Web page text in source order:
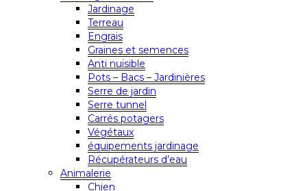
Jardinage
Terreau
Engrais
Graines et semences
Anti nuisible
Pots – Bacs – Jardinières
Serre de jardin
Serre tunnel
Carrés potagers
Végétaux
équipements jardinage
Récupérateurs d’eau
Animalerie
Chien